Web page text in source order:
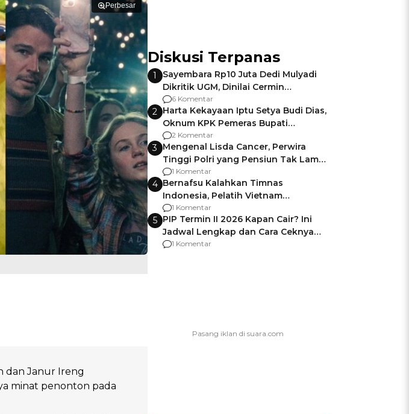
Perbesar
dan Janur Ireng
minat penonton pada
Diskusi Terpanas
1
Sayembara Rp10 Juta Dedi Mulyadi
Dikritik UGM, Dinilai Cermin
Gagalnya Negara Jamin Keamanan
6 Komentar
2 Harta Kekayaan Iptu Setya Budi Dias,
Oknum KPK Pemeras Bupati
Pemalang
2 Komentar
3 Mengenal Lisda Cancer, Perwira
Tinggi Polri yang Pensiun Tak Lama
Usai Jadi Brigjen
1 Komentar
4 Bernafsu Kalahkan Timnas
Indonesia, Pelatih Vietnam
Berencana Pakai Jimat di Pakansari
1 Komentar
5 PIP Termin II 2026 Kapan Cair? Ini
Jadwal Lengkap dan Cara Ceknya
agar Dana Tidak Hangus!
1 Komentar